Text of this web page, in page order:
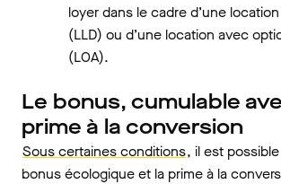
loyer dans le cadre d’une
(LLD) ou d’une location avec
(LOA).
Le bonus, cumulable
prime à la conversion
Sous certaines conditions, il est
bonus écologique et la prime à la